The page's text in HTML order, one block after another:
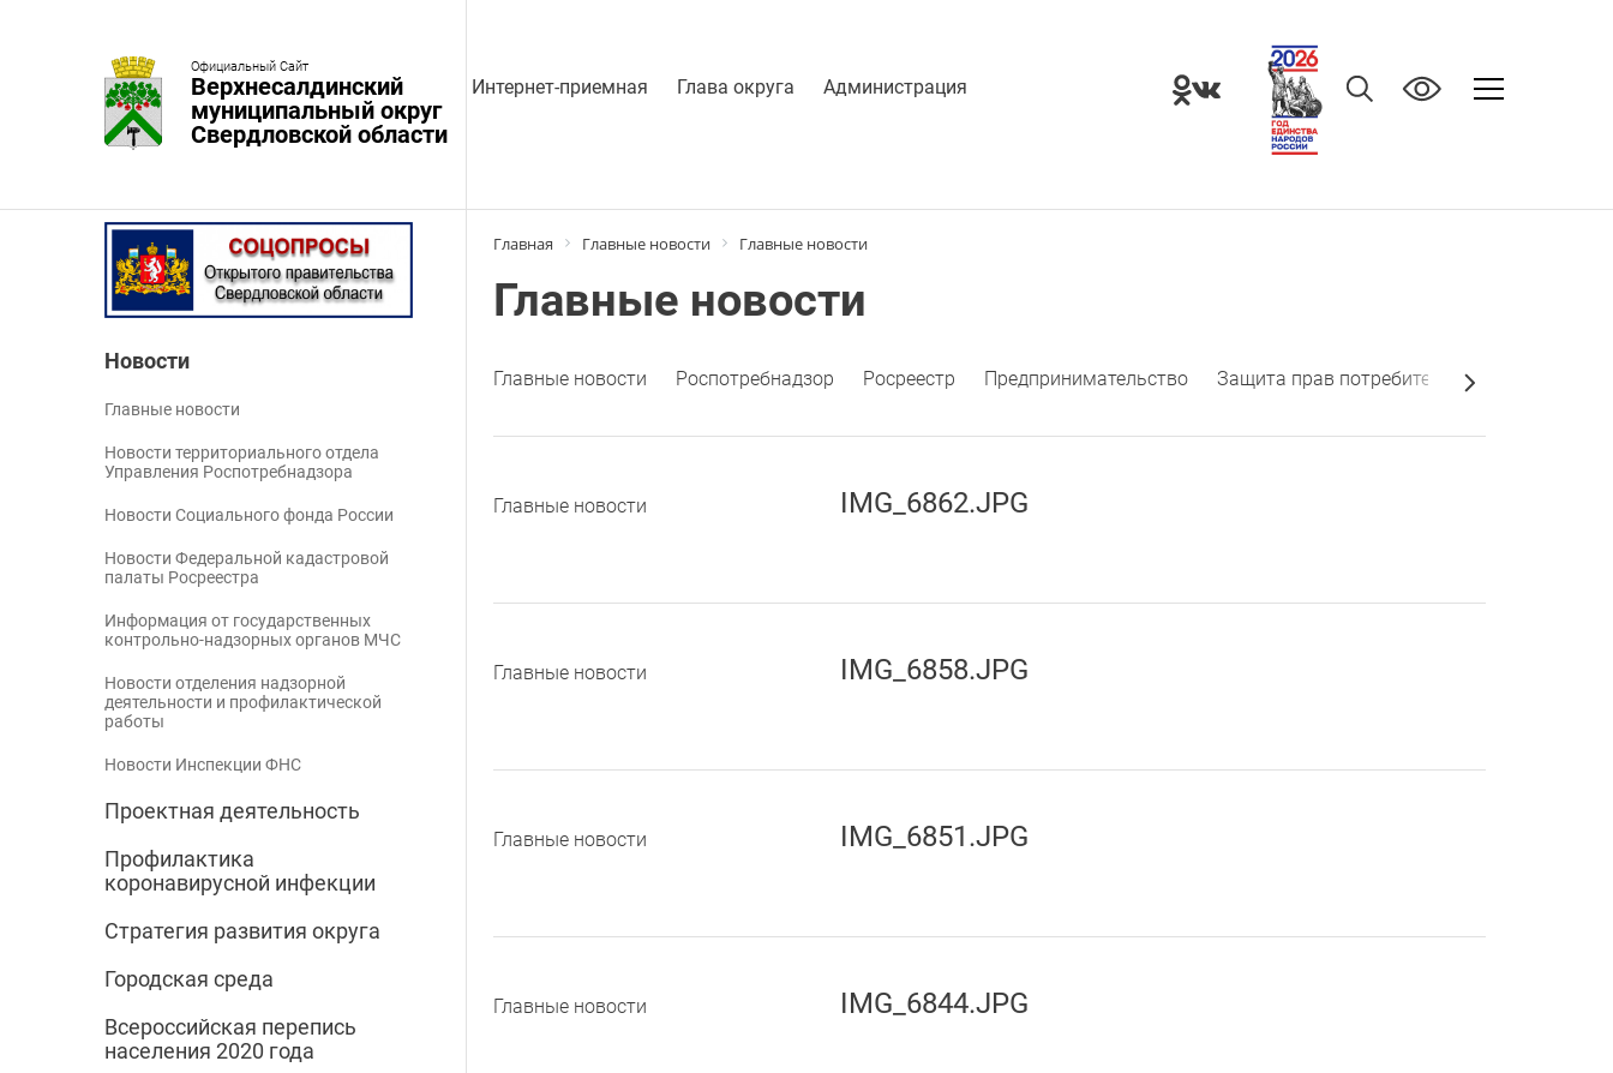
Официальный Сайт
Верхнесалдинский
муниципальный округ
Свердловской области
Интернет-приемная Глава округа Администрация
Новости
Главные новости
Новости территориального отдела
Управления Роспотребнадзора
Новости Социального фонда России
Новости Федеральной кадастровой
палаты Росреестра
Информация от государственных
контрольно-надзорных органов МЧС
Новости отделения надзорной
деятельности и профилактической
работы
Новости Инспекции ФНС
Проектная деятельность
Профилактика
коронавирусной инфекции
Стратегия развития округа
Городская среда
Всероссийская перепись
населения 2020 года
Главная Главные новости Главные новости
Главные новости
Главные новости Роспотребнадзор Росреестр Предпринимательство Защита прав потребителей
Главные новости IMG_6862.JPG
Главные новости IMG_6858.JPG
Главные новости IMG_6851.JPG
Главные новости IMG_6844.JPG